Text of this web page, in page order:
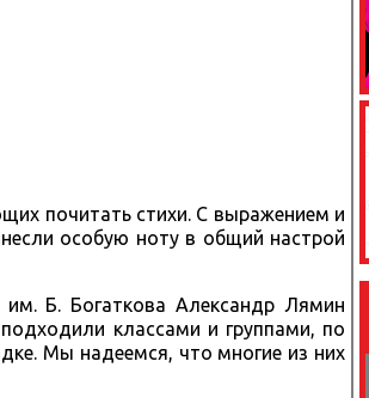
почитать стихи. С выражением и
особую ноту в общий настрой
Б. Богаткова Александр Лямин
классами и группами, по
Мы надеемся, что многие из них